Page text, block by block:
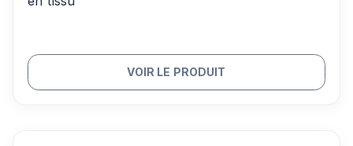
VOIR LE PRODUIT